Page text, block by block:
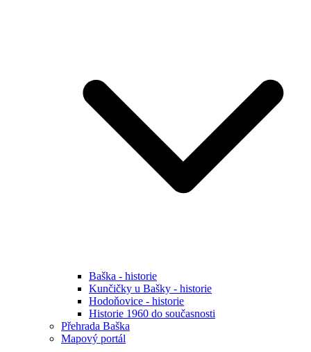
Baška - historie
Kunčičky u Bašky - historie
Hodoňovice - historie
Historie 1960 do současnosti
Přehrada Baška
Mapový portál